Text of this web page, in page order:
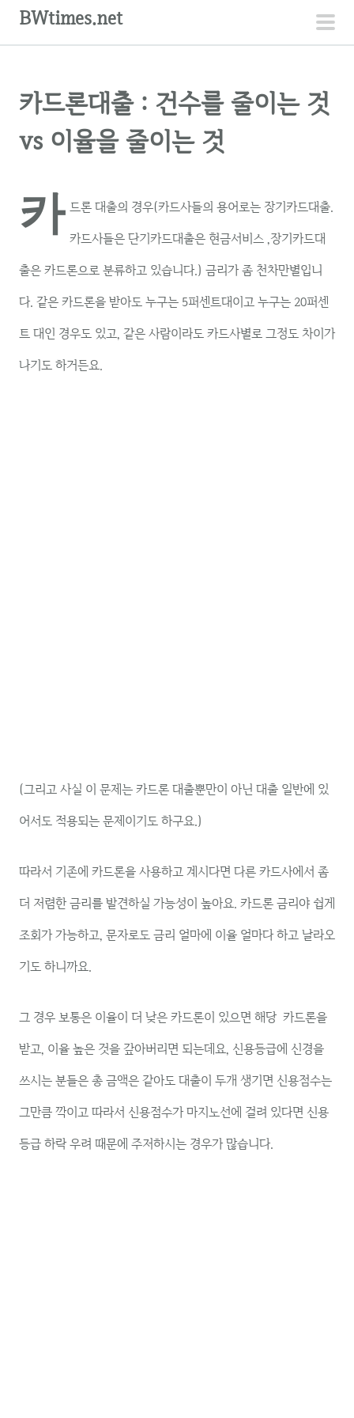
주
뉴
BWtimes.net
카드론대출 : 건수를 줄이는 것
vs 이율을 줄이는 것
카 드론 대출의 경우(카드사들의 용어로는 장기카드대출.
카드사들은 단기카드대출은 현금서비스 ,장기카드대
출은 카드론으로 분류하고 있습니다.) 금리가 좀 천차만별입니
다. 같은 카드론을 받아도 누구는 5퍼센트대이고 누구는 20퍼센
트 대인 경우도 있고, 같은 사람이라도 카드사별로 그정도 차이가
나기도 하거든요.
(그리고 사실 이 문제는 카드론 대출뿐만이 아닌 대출 일반에 있
어서도 적용되는 문제이기도 하구요.)
따라서 기존에 카드론을 사용하고 계시다면 다른 카드사에서 좀
더 저렴한 금리를 발견하실 가능성이 높아요. 카드론 금리야 쉽게
조회가 가능하고, 문자로도 금리 얼마에 이율 얼마다 하고 날라오
기도 하니까요.
그 경우 보통은 이율이 더 낮은 카드론이 있으면 해당 카드론을
받고, 이율 높은 것을 갚아버리면 되는데요, 신용등급에 신경을
쓰시는 분들은 총 금액은 같아도 대출이 두개 생기면 신용점수는
그만큼 깍이고 따라서 신용점수가 마지노선에 걸려 있다면 신용
등급 하락 우려 때문에 주저하시는 경우가 많습니다.